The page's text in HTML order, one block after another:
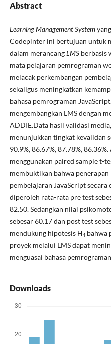
Abstract
Learning Management System
Codepinter ini bertujuan untuk
dalam merancangLMSberbasis
mata pelajaran pemrograman
melacak perkembangan
sekaligus meningkatkan
bahasa pemrograman
mengembangkan LMS dengan
ADDIE.Data hasil validasi
menunjukkan tingkat kevalidan
90.9%, 86.67%, 87.78%,
menggunakan paired sample t-
membuktikan bahwa penerapan
pembelajaran JavaScript
diperoleh rata-rata pre test
82.50. Sedangkan nilai
sebesar 60.17 dan post test
mendukung hipotesis H1 bahwa
proyek melalui LMS dapat
menguasai bahasa
Downloads